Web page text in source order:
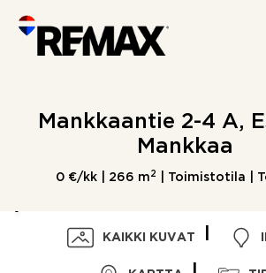
content
Mankkaantie 2-4 A,
Mankkaa
0 €/kk | 266 m 2 | Toimistotila |
KAIKKI KUVAT